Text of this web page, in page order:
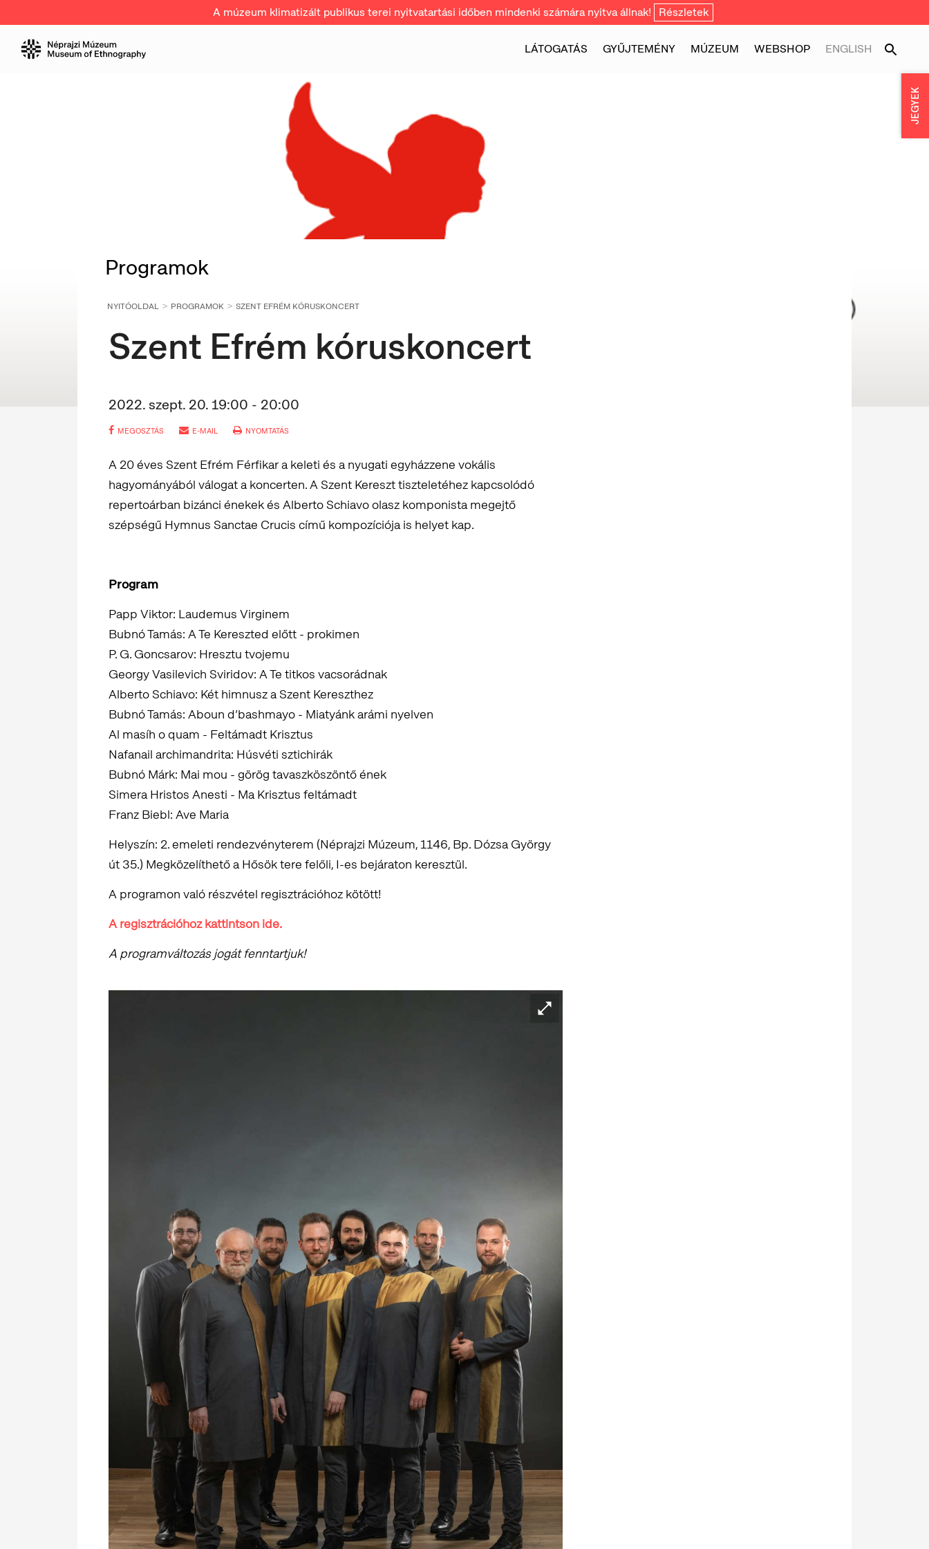
A múzeum klimatizált publikus terei nyitvatartási időben mindenki számára nyitva állnak! Részletek
LÁTOGATÁS GYŰJTEMÉNY MÚZEUM WEBSHOP ENGLISH
Programok
NYITÓOLDAL PROGRAMOK SZENT EFRÉM KÓRUSKONCERT
Szent Efrém kóruskoncert
2022. szept. 20. 19:00 - 20:00
MEGOSZTÁS E-MAIL NYOMTATÁS
A 20 éves Szent Efrém Férfikar a keleti és a nyugati egyházzene vokális
hagyományából válogat a koncerten. A Szent Kereszt tiszteletéhez kapcsolódó
repertoárban bizánci énekek és Alberto Schiavo olasz komponista megejtő
szépségű Hymnus Sanctae Crucis című kompozíciója is helyet kap.
Program
Papp Viktor: Laudemus Virginem
Bubnó Tamás: A Te Kereszted előtt - prokimen
P. G. Goncsarov: Hresztu tvojemu
Georgy Vasilevich Sviridov: A Te titkos vacsorádnak
Alberto Schiavo: Két himnusz a Szent Kereszthez
Bubnó Tamás: Aboun d’bashmayo - Miatyánk arámi nyelven
Al masíh o quam - Feltámadt Krisztus
Nafanail archimandrita: Húsvéti sztichirák
Bubnó Márk: Mai mou - görög tavaszköszöntő ének
Simera Hristos Anesti - Ma Krisztus feltámadt
Franz Biebl: Ave Maria
Helyszín: 2. emeleti rendezvényterem (Néprajzi Múzeum, 1146, Bp. Dózsa György
út 35.) Megközelíthető a Hősök tere felőli, I-es bejáraton keresztül.
A programon való részvétel regisztrációhoz kötött!
A regisztrációhoz kattintson ide.
A programváltozás jogát fenntartjuk!
JEGYEK